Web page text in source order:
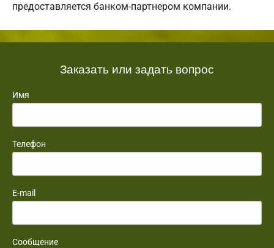
предоставляется банком-партнером компании.
Заказать или задать вопрос
Имя
Телефон
E-mail
Сообщение